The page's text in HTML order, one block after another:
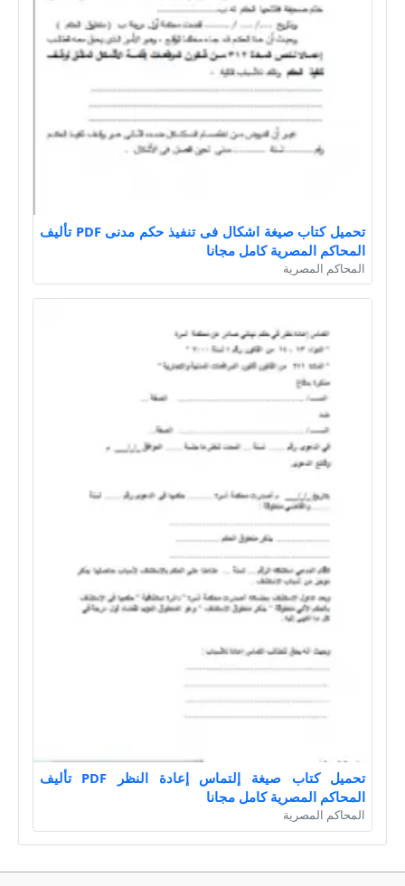
تحميل كتاب صيغة اشكال فى تنفيذ حكم مدنى PDF تأليف
المحاكم المصرية كامل مجانا
المحاكم المصرية
تحميل كتاب صيغة إلتماس إعادة النظر PDF تأليف
المحاكم المصرية كامل مجانا
المحاكم المصرية